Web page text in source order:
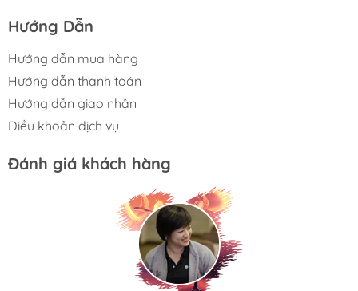
Hướng Dẫn
Hướng dẫn mua hàng
Hướng dẫn thanh toán
Hướng dẫn giao nhận
Điều khoản dịch vụ
Đánh giá khách hàng